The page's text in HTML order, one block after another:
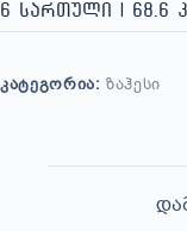
6 სართული | 68.6
ᲙᲐᲢᲔᲒᲝᲠᲘᲐ:ᲖᲐᲰᲔᲡᲘ